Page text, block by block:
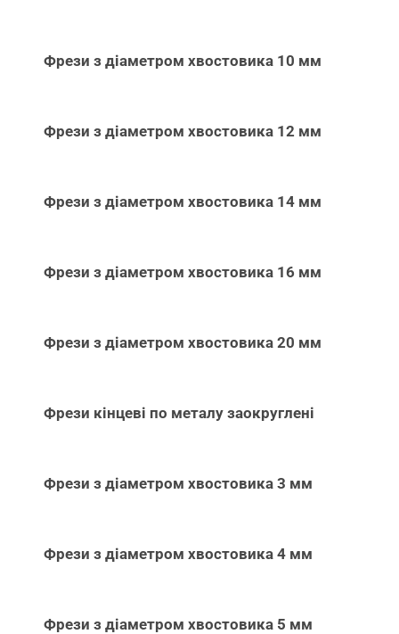
Фрези з діаметром хвостовика 10 мм
Фрези з діаметром хвостовика 12 мм
Фрези з діаметром хвостовика 14 мм
Фрези з діаметром хвостовика 16 мм
Фрези з діаметром хвостовика 20 мм
Фрези кінцеві по металу заокруглені
Фрези з діаметром хвостовика 3 мм
Фрези з діаметром хвостовика 4 мм
Фрези з діаметром хвостовика 5 мм